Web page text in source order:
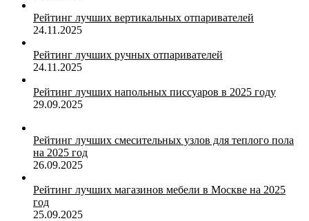
Рейтинг лучших вертикальных отпаривателей
24.11.2025
Рейтинг лучших ручных отпаривателей
24.11.2025
Рейтинг лучших напольных писсуаров в 2025 году
29.09.2025
Рейтинг лучших смесительных узлов для теплого пола
на 2025 год
26.09.2025
Рейтинг лучших магазинов мебели в Москве на 2025
год
25.09.2025